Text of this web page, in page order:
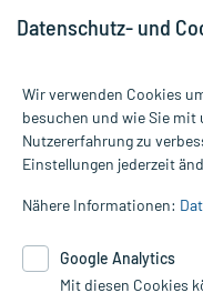
Alle Preise gelten inkl.
Informationen auf dieser
die Untersuchung und
Therapien eingeleitet
Google Analytics. Lesen
Datenschutz- und
Wir verwenden Cookies
besuchen und wie Sie
Nutzererfahrung zu
Einstellungen jederzeit
Nähere Informationen:
Google Analytics
Mit diesen Cookies